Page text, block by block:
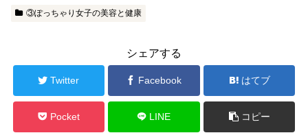
③ぽっちゃり女子の美容と健康
シェアする
Twitter Facebook はてブ
Pocket LINE コピー